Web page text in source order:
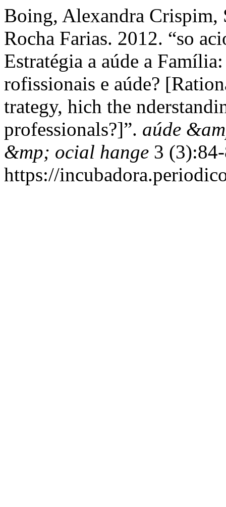
Boing, Alexandra Crispim,
Rocha Farias. 2012. “so
Estratégia a aúde a
rofissionais e aúde?
trategy, hich the
professionals?]”. aúde
&mp; ocial hange 3
https://